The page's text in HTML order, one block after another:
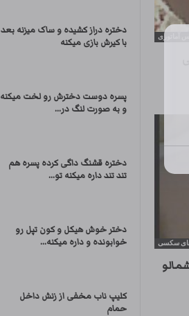
آماتوری
های سکسی
دختره دراز کشیده و ساک میزنه بعد
با کیرش بازی میکنه
پسره دوست دخترش رو لخت میکنه
و به صورت لنگ در...
دختره قشنگ داگی کرده پسره هم
تند تند داره میکنه تو...
دختر خوش هیکل و کون تپل رو
خوابونده و داره میکنه...
کلیپ ناب مخفی از زنش داخل
حمام